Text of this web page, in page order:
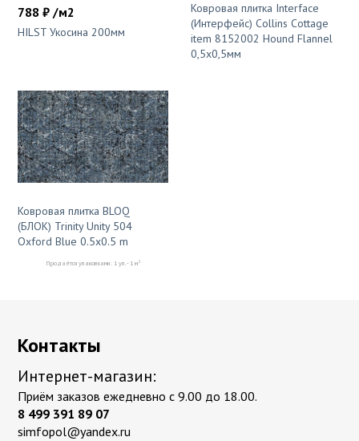
788 ₽ /м2
HILST Укосина 200мм
Ковровая плитка Interface
(Интерфейс) Collins Cottage
item 8152002 Hound Flannel
0,5х0,5мм
Ковровая плитка BLOQ
(БЛОК) Trinity Unity 504
Oxford Blue 0.5x0.5 m
Продаётся упаковками: 1 уп. - 1 м2
Контакты
Интернет-магазин:
Приём заказов ежедневно с 9.00 до 18.00.
8 499 391 89 07
simfopol@yandex.ru